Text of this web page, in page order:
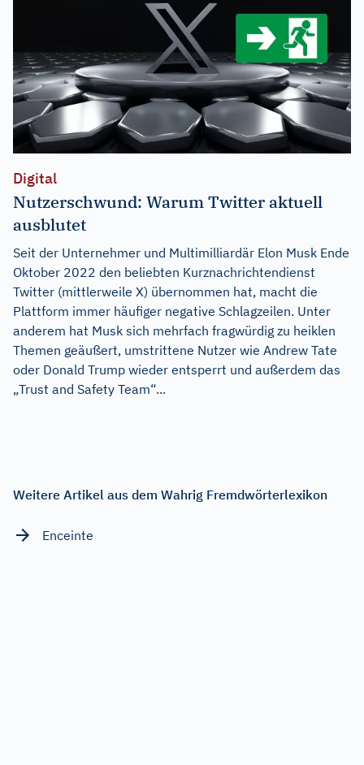
Digital
Nutzerschwund: Warum Twitter aktuell
ausblutet
Seit der Unternehmer und Multimilliardär Elon Musk Ende
Oktober 2022 den beliebten Kurznachrichtendienst
Twitter (mittlerweile X) übernommen hat, macht die
Plattform immer häufiger negative Schlagzeilen. Unter
anderem hat Musk sich mehrfach fragwürdig zu heiklen
Themen geäußert, umstrittene Nutzer wie Andrew Tate
oder Donald Trump wieder entsperrt und außerdem das
„Trust and Safety Team“...
Weitere Artikel aus dem Wahrig Fremdwörterlexikon
Enceinte